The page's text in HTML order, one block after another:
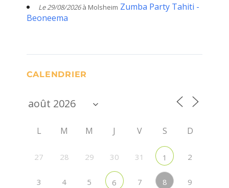
Le 29/08/2026à Molsheim Zumba Party Tahiti -
Beoneema
CALENDRIER
L M M J V S D
27 28 29 30 31 1 2
3 4 5 6 7 8 9